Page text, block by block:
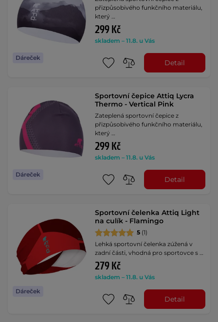
Dáreček
přizpůsobivého funkčního materiálu,
který …
299 Kč
skladem – 11.8. u Vás
Detail
Dáreček
Sportovní čepice Attiq Lycra
Thermo - Vertical Pink
Zateplená sportovní čepice z
přizpůsobivého funkčního materiálu,
který …
299 Kč
skladem – 11.8. u Vás
Detail
Dáreček
Sportovní čelenka Attiq Light
na culík - Flamingo
5 (1)
Lehká sportovní čelenka zúžená v
zadní části, vhodná pro sportovce s …
279 Kč
skladem – 11.8. u Vás
Detail